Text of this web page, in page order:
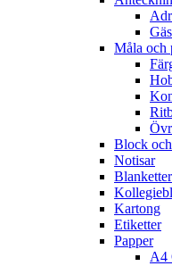
Måla och
Block
Notisar
Blanketter
Kartong
Etiketter
Papper
A4